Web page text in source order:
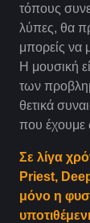
τόπους
λύπες, θα
μπορείς να
Η μουσική
των
θετικά
που έχουμε
Σε λίγα
Priest,
μόνο η